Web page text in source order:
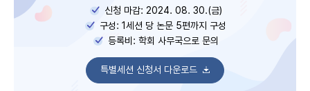
신청 마감: 2024. 08. 30.(금)
구성: 1세션 당 논문 5편까지 구성
등록비: 학회 사무국으로 문의
특별세션 신청서 다운로드